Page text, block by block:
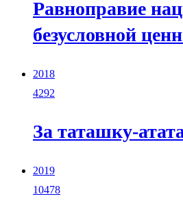
Равноправие
безусловной
2018
4292
За таташку-
2019
10478